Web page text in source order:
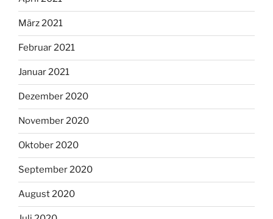
März 2021
Februar 2021
Januar 2021
Dezember 2020
November 2020
Oktober 2020
September 2020
August 2020